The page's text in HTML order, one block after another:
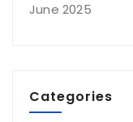
June 2025
Categories